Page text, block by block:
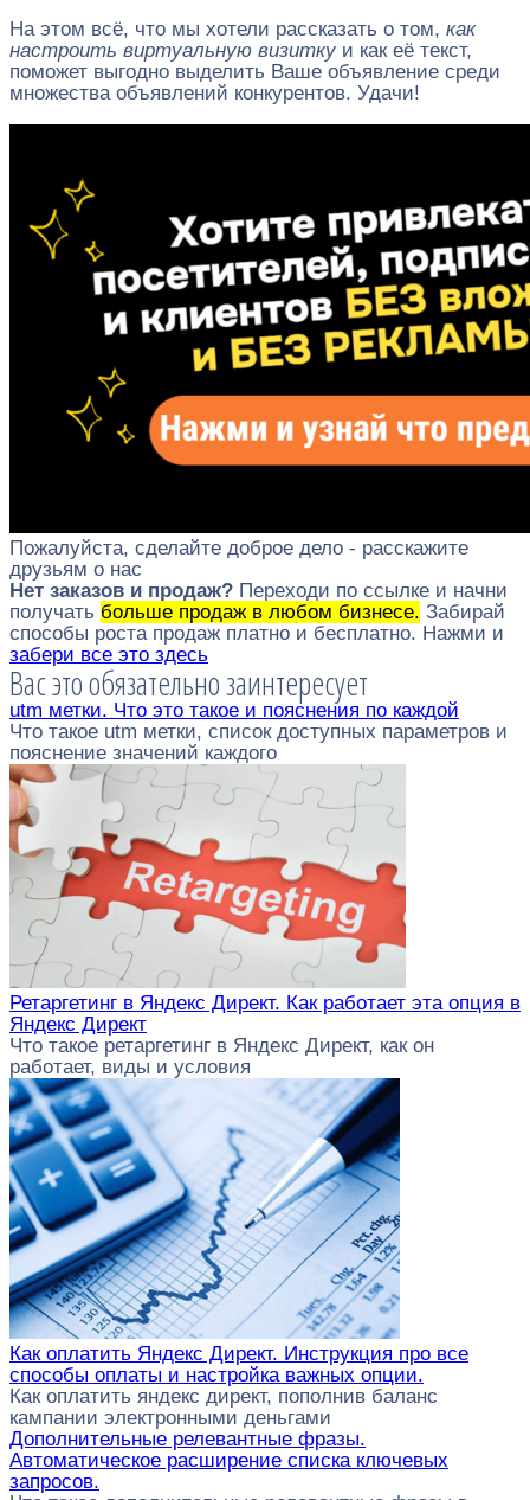
На этом всё, что мы хотели рассказать о том, как
настроить виртуальную визитку и как её текст,
поможет выгодно выделить Ваше объявление среди
множества объявлений конкурентов. Удачи!
Пожалуйста, сделайте доброе дело - расскажите
друзьям о нас
Нет заказов и продаж? Переходи по ссылке и начни
получать больше продаж в любом бизнесе. Забирай
способы роста продаж платно и бесплатно. Нажми и
забери все это здесь
Вас это обязательно заинтересует
utm метки. Что это такое и пояснения по каждой
Что такое utm метки, список доступных параметров и
пояснение значений каждого
Ретаргетинг в Яндекс Директ. Как работает эта опция в
Яндекс Директ
Что такое ретаргетинг в Яндекс Директ, как он
работает, виды и условия
Как оплатить Яндекс Директ. Инструкция про все
способы оплаты и настройка важных опции.
Как оплатить яндекс директ, пополнив баланс
кампании электронными деньгами
Дополнительные релевантные фразы.
Автоматическое расширение списка ключевых
запросов.